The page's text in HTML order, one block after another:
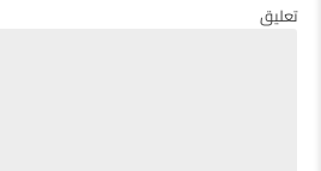
تعليق